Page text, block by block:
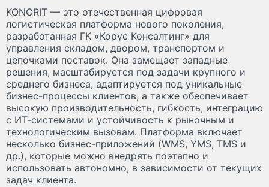
KONCRIT — это отечественная цифровая
логистическая платформа нового поколения,
разработанная ГК «Корус Консалтинг» для
управления складом, двором, транспортом и
цепочками поставок. Она замещает западные
решения, масштабируется под задачи крупного и
среднего бизнеса, адаптируется под уникальные
бизнес-процессы клиентов, а также обеспечивает
высокую производительность, гибкость, интеграцию
с ИТ-системами и устойчивость к рыночным и
технологическим вызовам. Платформа включает
несколько бизнес-приложений (WMS, YMS, TMS и
др.), которые можно внедрять поэтапно и
использовать автономно, в зависимости от текущих
задач клиента.